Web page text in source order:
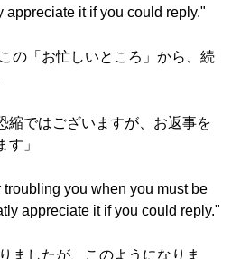
appreciate it if you could reply."
の「お忙しいところ」から、続
縮ではございますが、お返事を
」
you when you must be
appreciate it if you could reply."
ましたが、このようになりま